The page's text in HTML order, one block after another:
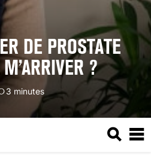
DE PROSTATE
?
3 minutes